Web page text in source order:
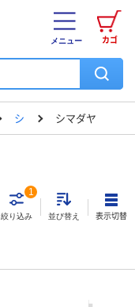
カゴ
メニュー
シ シマダヤ
絞り込み
1
並び替え 表示切替